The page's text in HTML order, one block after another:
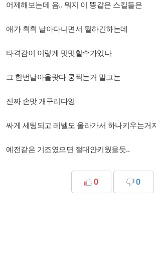
어제해보는데 음.. 뭐지 이 똥같은 스킬들은
애가 흭흭 날아다니면서 뭘하긴하는데
타격감이 이렇게 밋밋할수가있나
그 한번날아올랏다 쿵찍는거 말고는
진짜 손맛 개구리다잉
싸게 세팅되고 레벨도 올라가서 하나키우는거
예전같은 기조였으면 절대안키웠을듯..
0 0